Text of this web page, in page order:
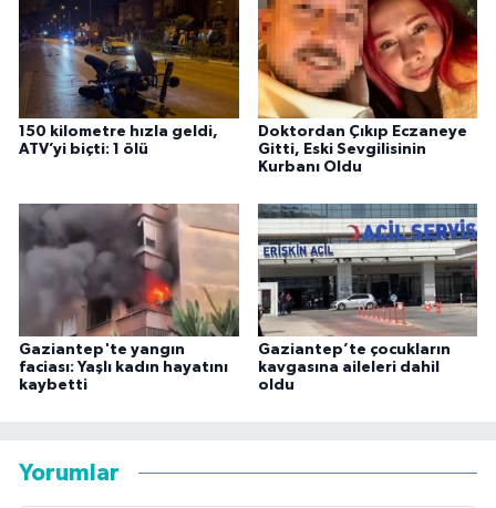
150 kilometre hızla geldi,
ATV’yi biçti: 1 ölü
Doktordan Çıkıp Eczaneye
Gitti, Eski Sevgilisinin
Kurbanı Oldu
Gaziantep'te yangın
faciası: Yaşlı kadın hayatını
kaybetti
Gaziantep’te çocukların
kavgasına aileleri dahil
oldu
Yorumlar